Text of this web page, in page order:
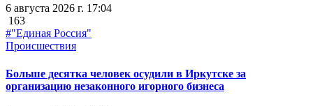
6 августа 2026 г. 17:04
163
#"Единая Россия"
Происшествия
Больше десятка человек осудили в Иркутске за
организацию незаконного игорного бизнеса